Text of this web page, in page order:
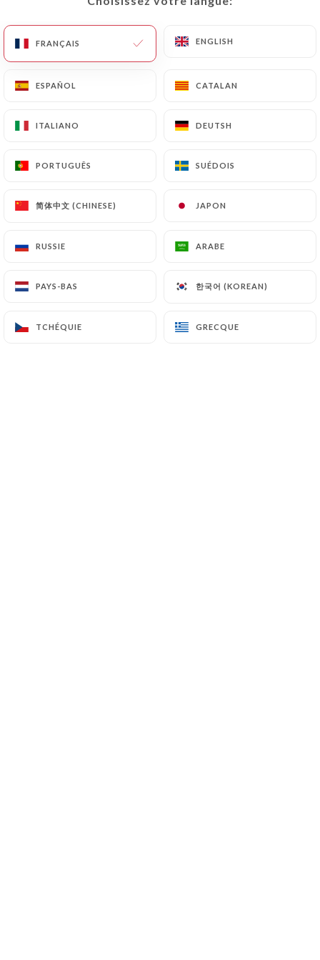
MENU
FRANÇAIS ENGLISH
ESPAÑOL CATALAN
ITALIANO DEUTSH
PORTUGUÊS SUÉDOIS
简体中文 (CHINESE) JAPON
RUSSIE ARABE
PAYS-BAS 한국어 (KOREAN)
TCHÉQUIE GRECQUE
ACCUEIL/GALERIE
Galerie
FRANÇAIS ENGLISH
ESPAÑOL CATALAN
ITALIANO DEUTSH
PORTUGUÊS SUÉDOIS
简体中文 (CHINESE) JAPON
RUSSIE ARABE
PAYS-BAS 한국어 (KOREAN)
TCHÉQUIE GRECQUE